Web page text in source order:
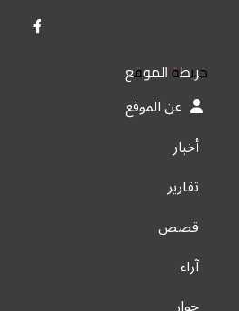
خريطة الموقع
عن الموقع
أخبار
تقارير
قصص
آراء